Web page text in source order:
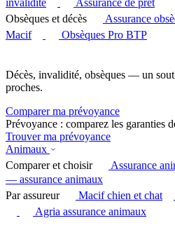
invalidité
Assurance de prêt
Obsèques et décès
Assurance
Macif
Obsèques Pro BTP
Décès, invalidité, obsèques — un
proches.
Comparer ma prévoyance
Prévoyance : comparez les garanties
Trouver ma prévoyance
Animaux
Comparer et choisir
Assurance
— assurance animaux
Par assureur
Macif chien et chat
Agria assurance animaux